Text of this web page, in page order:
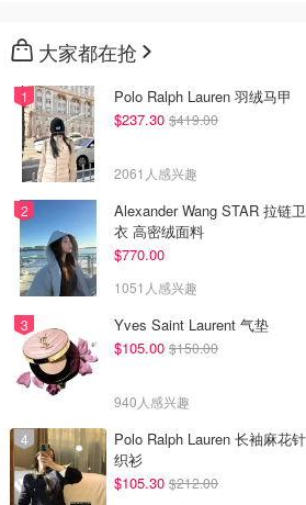
大家都在抢
Polo Ralph Lauren 羽绒马甲
$237.30 $419.00
2061人感兴趣
Alexander Wang STAR 拉链卫
衣 高密绒面料
$770.00
1051人感兴趣
Yves Saint Laurent 气垫
$105.00 $150.00
940人感兴趣
Polo Ralph Lauren 长袖麻花针
织衫
$105.30 $212.00